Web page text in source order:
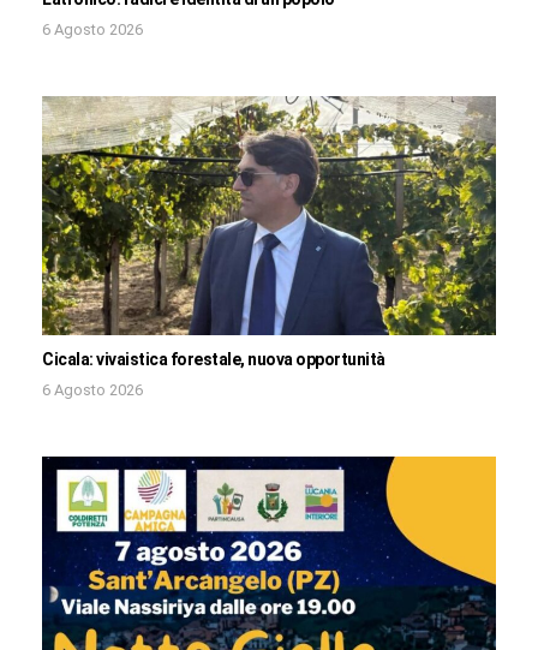
6 Agosto 2026
Cicala: vivaistica forestale, nuova opportunità
6 Agosto 2026